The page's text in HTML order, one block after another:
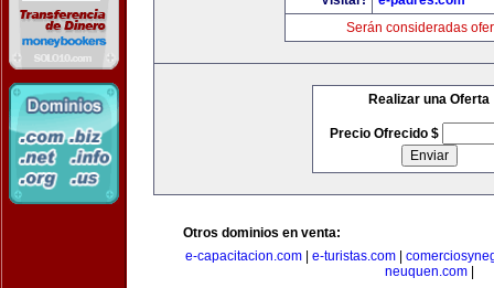
Serán consideradas
Realizar una Oferta
Precio Ofrecido $
Otros dominios en venta:
e-capacitacion.com
e-turistas.com
neuquen.com|